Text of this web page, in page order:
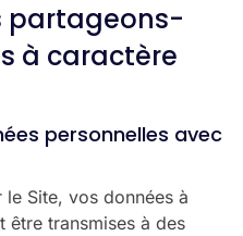
partageons-
à caractère
personnelles avec
Site, vos données à
être transmises à des